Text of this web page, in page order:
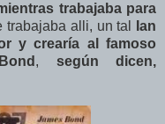
trabajaba para
trabajaba alli, un tal
Ian
y crearía al famoso
, según dicen,